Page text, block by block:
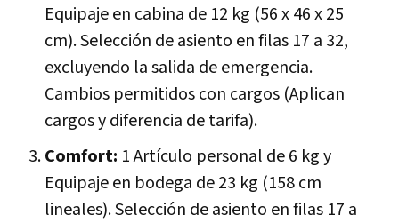
Equipaje en cabina de 12 kg (56 x 46 x 25
cm). Selección de asiento en filas 17 a 32,
excluyendo la salida de emergencia.
Cambios permitidos con cargos (Aplican
cargos y diferencia de tarifa).
Comfort: 1 Artículo personal de 6 kg y
Equipaje en bodega de 23 kg (158 cm
lineales). Selección de asiento en filas 17 a